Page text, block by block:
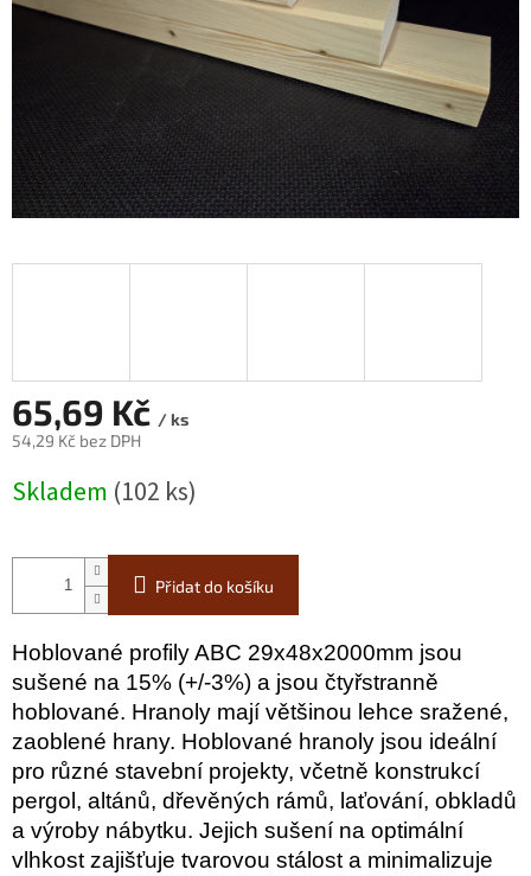
65,69 Kč / ks
54,29 Kč bez DPH
cena:
Skladem (102 ks)
Přidat do košíku
Hoblované profily ABC 29x48x2000mm jsou
sušené na 15% (+/-3%) a jsou čtyřstranně
hoblované. Hranoly mají většinou lehce sražené,
zaoblené hrany. Hoblované hranoly jsou ideální
pro různé stavební projekty, včetně konstrukcí
pergol, altánů, dřevěných rámů, laťování, obkladů
a výroby nábytku. Jejich sušení na optimální
vlhkost zajišťuje tvarovou stálost a minimalizuje